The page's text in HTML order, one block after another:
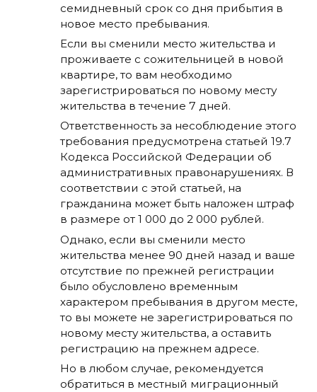
семидневный срок со дня прибытия в
новое место пребывания.
Если вы сменили место жительства и
проживаете с сожительницей в новой
квартире, то вам необходимо
зарегистрироваться по новому месту
жительства в течение 7 дней.
Ответственность за несоблюдение этого
требования предусмотрена статьей 19.7
Кодекса Российской Федерации об
административных правонарушениях. В
соответствии с этой статьей, на
гражданина может быть наложен штраф
в размере от 1 000 до 2 000 рублей.
Однако, если вы сменили место
жительства менее 90 дней назад и ваше
отсутствие по прежней регистрации
было обусловлено временным
характером пребывания в другом месте,
то вы можете не зарегистрироваться по
новому месту жительства, а оставить
регистрацию на прежнем адресе.
Но в любом случае, рекомендуется
обратиться в местный миграционный